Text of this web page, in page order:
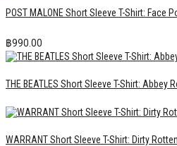
POST MALONE Short Sleeve T-Shirt: Face
฿990.00
THE BEATLES Short Sleeve T-Shirt: Abbey
WARRANT Short Sleeve T-Shirt: Dirty